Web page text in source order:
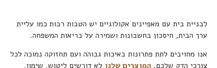
לבניית בית עם מאפיינים אקולוגיים יש הטבות רבות כמו עליית
ערך הבית, חיסכון בחשבונות ושמירה על בריאות המשפחה.
אנו מחויבים לתת פתרונות באיכות גבוהה ועם תחזוקה נמוכה לכל
צורכי הדק שלכם. המוצרים שלנו לא דורשים ליטוש, שימון,